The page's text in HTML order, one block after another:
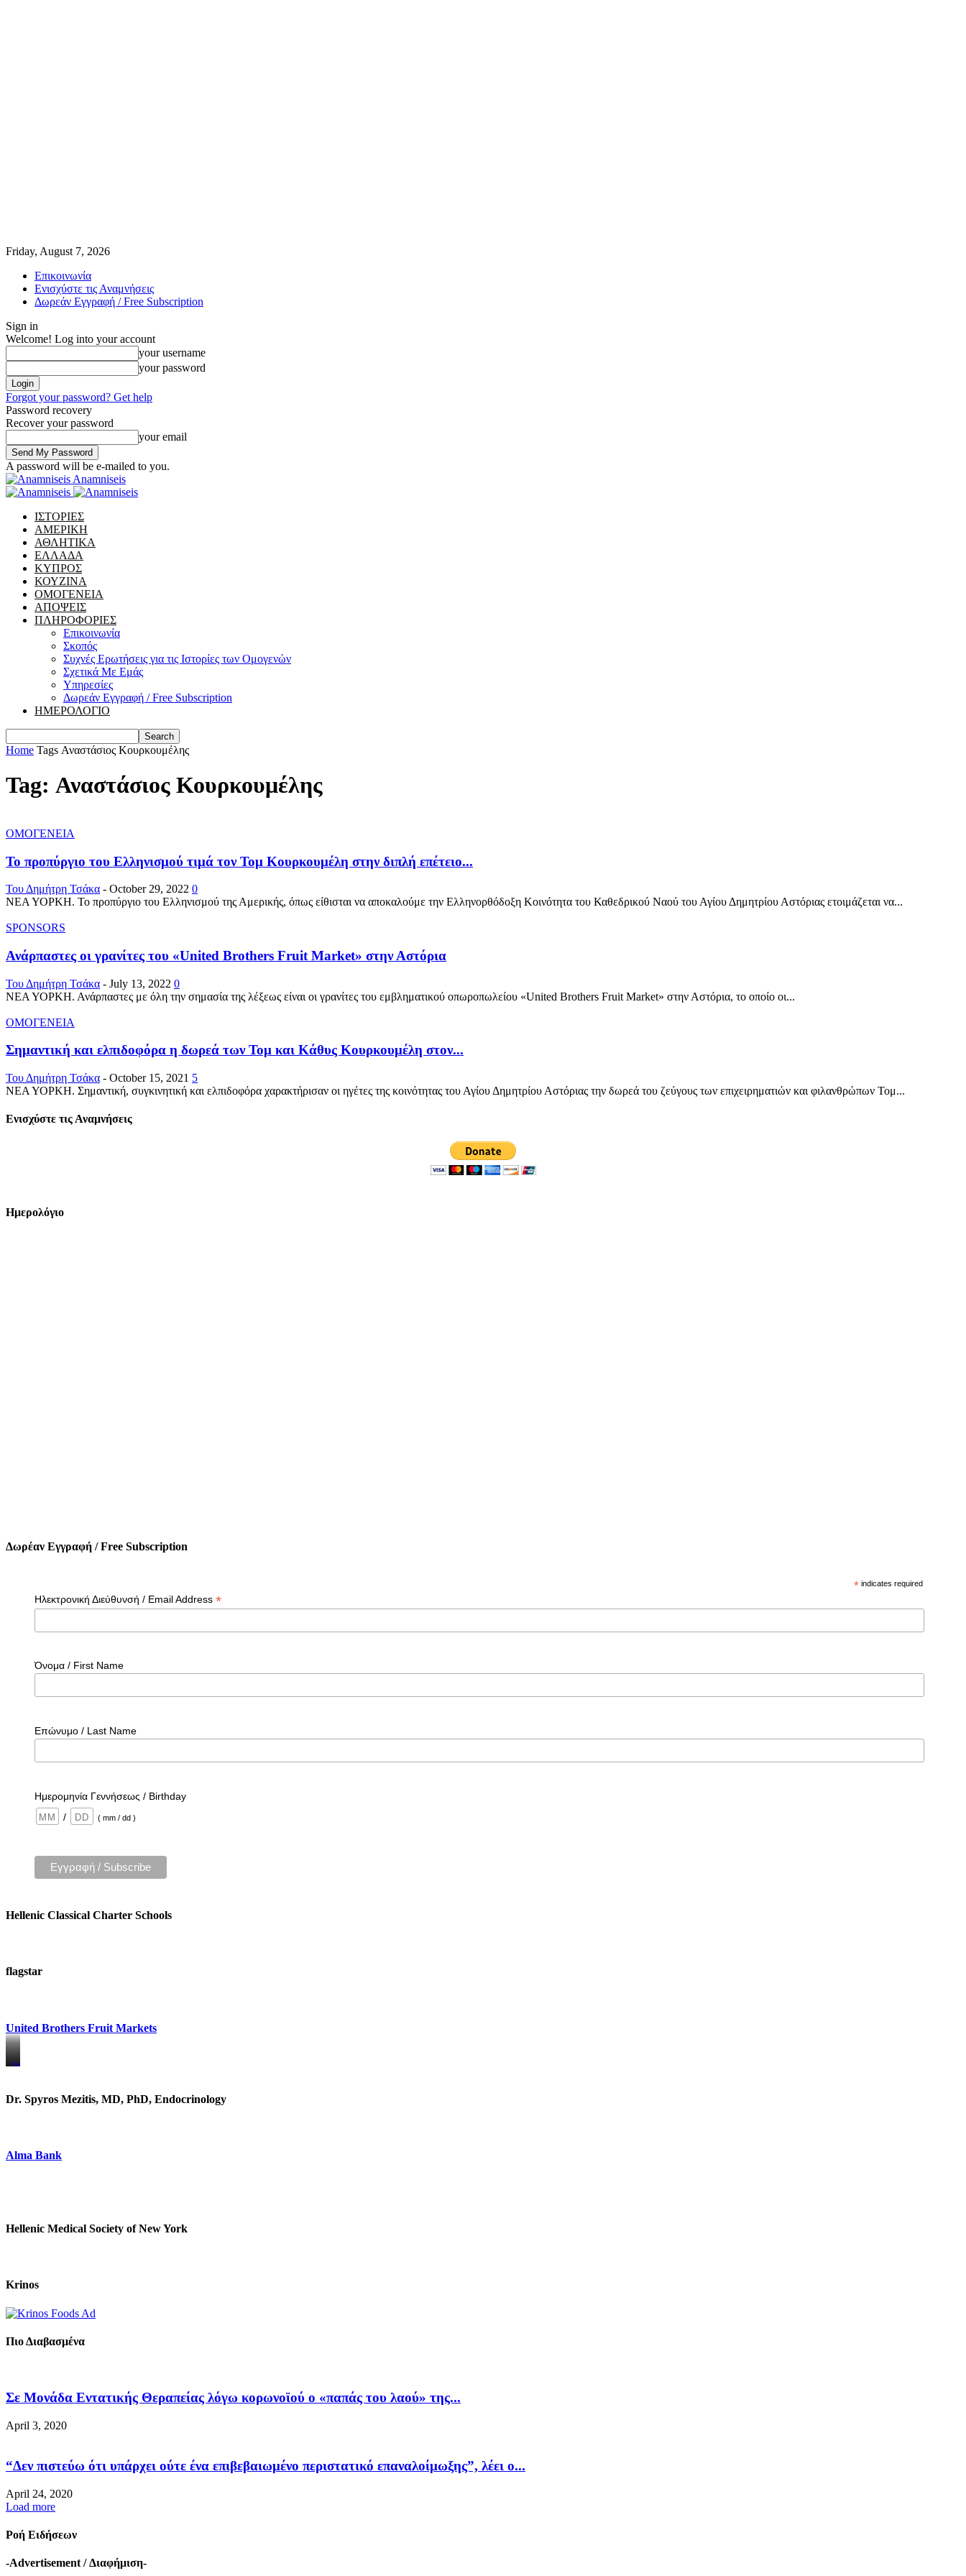
Friday, August 7, 2026
Επικοινωνία
Ενισχύστε τις Αναμνήσεις
Δωρεάν Εγγραφή / Free Subscription
Sign in
Welcome! Log into your account
your username
your password
Forgot your password? Get help
Password recovery
Recover your password
your email
A password will be e-mailed to you.
Anamniseis
ΙΣΤΟΡΙΕΣ
ΑΜΕΡΙΚΗ
ΑΘΛΗΤΙΚΑ
ΕΛΛΑΔΑ
ΚΥΠΡΟΣ
ΚΟΥΖΙΝΑ
ΟΜΟΓΕΝΕΙΑ
ΑΠΟΨΕΙΣ
ΠΛΗΡΟΦΟΡΙΕΣ
Επικοινωνία
Σκοπός
Συχνές Ερωτήσεις για τις Ιστορίες των Ομογενών
Σχετικά Με Εμάς
Υπηρεσίες
Δωρεάν Εγγραφή / Free Subscription
ΗΜΕΡΟΛΟΓΙΟ
Home Tags Αναστάσιος Κουρκουμέλης
Tag: Αναστάσιος Κουρκουμέλης
ΟΜΟΓΕΝΕΙΑ
Το προπύργιο του Ελληνισμού τιμά τον Τομ Κουρκουμέλη στην διπλή επέτειο...
Του Δημήτρη Τσάκα - October 29, 2022 0
ΝΕΑ ΥΟΡΚΗ. Το προπύργιο του Ελληνισμού της Αμερικής, όπως είθισται να αποκαλούμε την Ελληνορθόδοξη Κοινότητα του Καθεδρικού Ναού του Αγίου Δημητρίου Αστόριας ετοιμάζεται να...
SPONSORS
Ανάρπαστες οι γρανίτες του «United Brothers Fruit Market» στην Αστόρια
Του Δημήτρη Τσάκα - July 13, 2022 0
ΝΕΑ ΥΟΡΚΗ. Ανάρπαστες με όλη την σημασία της λέξεως είναι οι γρανίτες του εμβληματικού οπωροπωλείου «United Brothers Fruit Market» στην Αστόρια, το οποίο οι...
ΟΜΟΓΕΝΕΙΑ
Σημαντική και ελπιδοφόρα η δωρεά των Τομ και Κάθυς Κουρκουμέλη στον...
Του Δημήτρη Τσάκα - October 15, 2021 5
ΝΕΑ ΥΟΡΚΗ. Σημαντική, συγκινητική και ελπιδοφόρα χαρακτήρισαν οι ηγέτες της κοινότητας του Αγίου Δημητρίου Αστόριας την δωρεά του ζεύγους των επιχειρηματιών και φιλανθρώπων Τομ...
Ενισχύστε τις Αναμνήσεις
Ημερολόγιο
Δωρέαν Εγγραφή / Free Subscription
* indicates required
Ηλεκτρονική Διεύθυνσή / Email Address *
Όνομα / First Name
Επώνυμο / Last Name
Ημερομηνία Γεννήσεως / Birthday
/
( mm / dd )
Hellenic Classical Charter Schools
flagstar
United Brothers Fruit Markets
https://www.unitedbrothersfruitmarkets.com/
https://www.unitedbrothersfruitmarkets.com/
Dr. Spyros Mezitis, MD, PhD, Endocrinology
Alma Bank
Hellenic Medical Society of New York
Krinos
Πιο Διαβασμένα
Σε Μονάδα Εντατικής Θεραπείας λόγω κορωνοϊού ο «παπάς του λαού» της...
April 3, 2020
“Δεν πιστεύω ότι υπάρχει ούτε ένα επιβεβαιωμένο περιστατικό επαναλοίμωξης”, λέει ο...
April 24, 2020
Load more
Ροή Ειδήσεων
-Advertisement / Διαφήμιση-